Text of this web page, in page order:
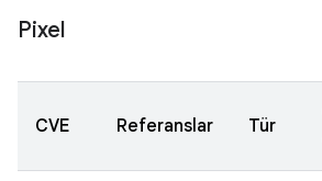
Pixel
CVE Referanslar Tür